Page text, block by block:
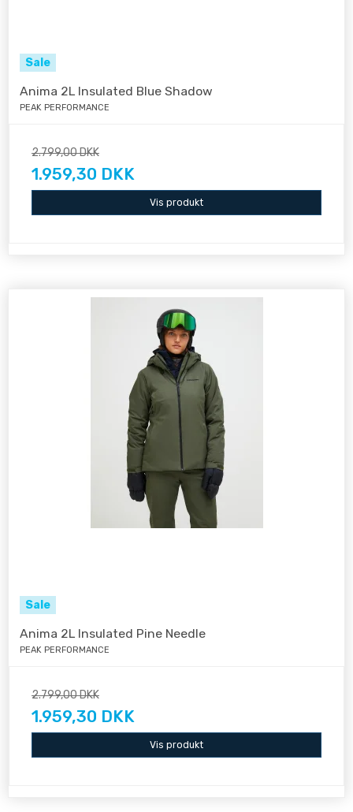
Sale
Anima 2L Insulated Blue Shadow
PEAK PERFORMANCE
2.799,00 DKK
1.959,30 DKK
Vis produkt
Sale
Anima 2L Insulated Pine Needle
PEAK PERFORMANCE
2.799,00 DKK
1.959,30 DKK
Vis produkt